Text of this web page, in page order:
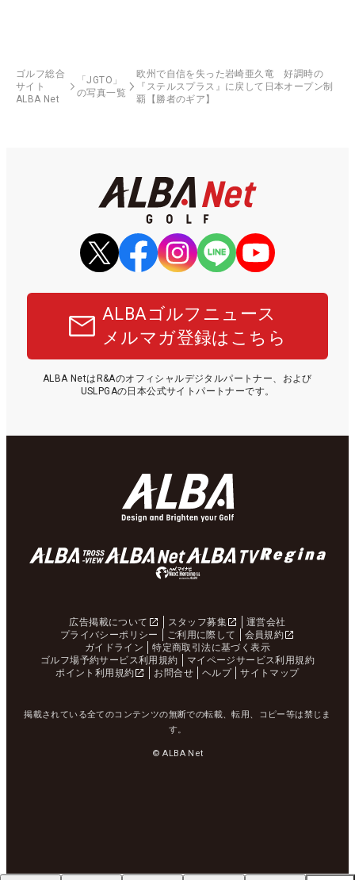
ゴルフ総合
サイト
ALBA Net
「JGTO」
の写真一覧
欧州で自信を失った岩崎亜久竜 好調時の
『ステルスプラス』に戻して日本オープン制
覇【勝者のギア】
ALBAゴルフニュース
メルマガ登録はこちら
ALBA NetはR&Aのオフィシャルデジタルパートナー、および
USLPGAの日本公式サイトパートナーです。
広告掲載について スタッフ募集
運営会社
プライバシーポリシー
ご利用に際して
会員規約
ガイドライン
特定商取引法に基づく表示
ゴルフ場予約サービス利用規約
マイページサービス利用規約
ポイント利用規約
お問合せ ヘルプ サイトマップ
掲載されている全てのコンテンツの無断での転載、転用、コピー等は禁じま
す。
© ALBA Net